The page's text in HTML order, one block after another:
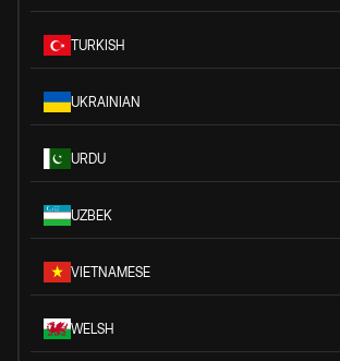
TURKISH
UKRAINIAN
URDU
UZBEK
VIETNAMESE
WELSH